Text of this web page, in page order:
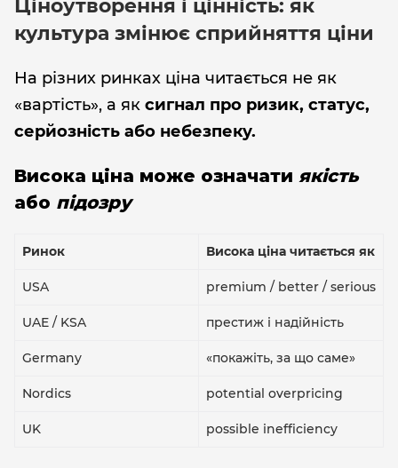
Ціноутворення і цінність: як
культура змінює сприйняття ціни
На різних ринках ціна читається не як
«вартість», а як сигнал про ризик, статус,
серйозність або небезпеку.
Висока ціна може означати якість
або підозру
Ринок Висока ціна читається як
USA premium / better / serious
UAE / KSA престиж і надійність
Germany «покажіть, за що саме»
Nordics potential overpricing
UK possible inefficiency